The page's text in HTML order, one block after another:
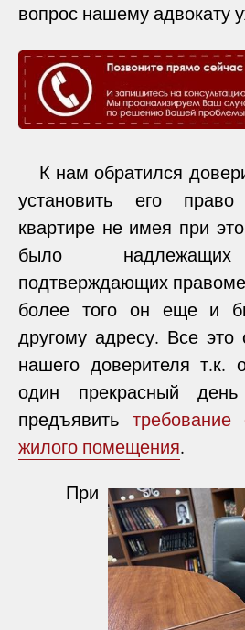
вопрос нашему адвокату
К нам обратился
установить его
квартире не имея при
было надлежащих
подтверждающих
более того он еще и
другому адресу. Все это
нашего доверителя т.к.
один прекрасный
предъявить
жилого помещения.
При